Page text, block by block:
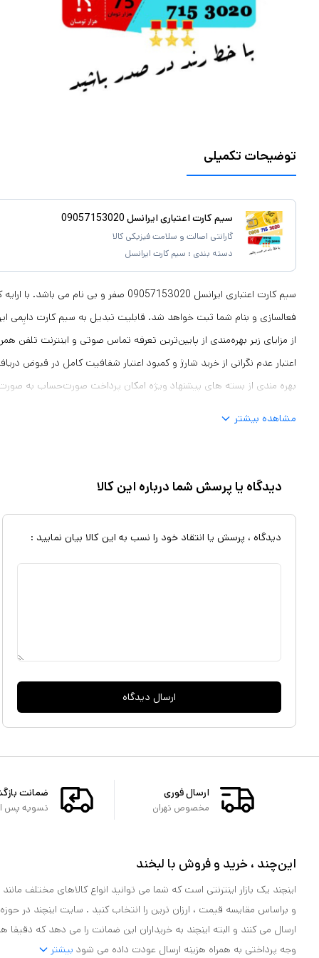
توضیحات تکمیلی
سیم کارت اعتباری ایرانسل 09057153020
گارانتی اصالت و سلامت فیزیکی کالا
دسته بندی : سیم کارت ایرانسل
سیم کارت اعتباری ایرانسل 09057153020 صفر و بی
فعالسازی و بنام شما ثبت خواهد شد. قابلیت تبدیل به سیم کارت دایِمی
از مزایای زیر بهره‌مندی از پایین‌ترین تعرفه تماس صوتی و اینترنت تلفن
بهره مندی از بسته های پیشنهاد ویژه امکان پرداخت صورت‌حساب به
خرید و دریافت خدمات انتخاب خواهند نمود.
مشاهده بیشتر
دیدگاه یا پرسش شما درباره این کالا
دیدگاه ، پرسش یا انتقاد خود را نسب به این کالا بیان نمایید :
ارسال دیدگاه
ارسال فوری
مخصوص تهران
ضمانت
تسویه پس از
این‌چند ، خرید و فروش با لبخند
اینچند یک بازار اینترنتی است که شما می توانید انواع کالاهای مختلف
و براساس مقایسه قیمت ، ارزان ترین را انتخاب کنید . سایت اینچند در
ارسال می کنند و البته اینچند به خریداران این ضمانت را می دهد که
وجه پرداختی به همراه هزینه ارسال عودت داده می شود بیشتر